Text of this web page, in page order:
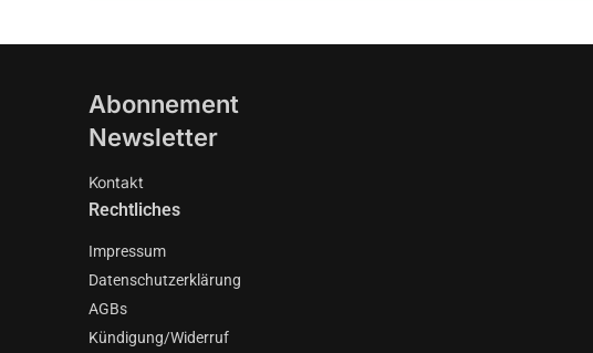
Abonnement
Newsletter
Kontakt
Rechtliches
Impressum
Datenschutzerklärung
AGBs
Kündigung/Widerruf